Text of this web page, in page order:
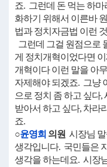
죠. 그런데 돈 먹는 하
화하기 위해서 이른바
법과 정치자금법 이런
그런데 그걸 원점으로
게 정치개혁이었다면
개혁이다 이런 말을 아
자제해야 되겠죠. 그냥
으로 정치 좀 하고 싶다,
받아서 하고 싶다, 차라
죠.
○윤영희 의원 시장님
생각입니다. 국민들은
생각을 하는데요. 시장